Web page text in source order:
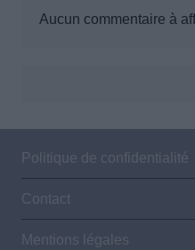
Aucun commentaire à
Politique de confidentialité
Contact
Mentions légales